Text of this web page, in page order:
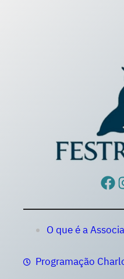
Facebook
O que é a
Programação